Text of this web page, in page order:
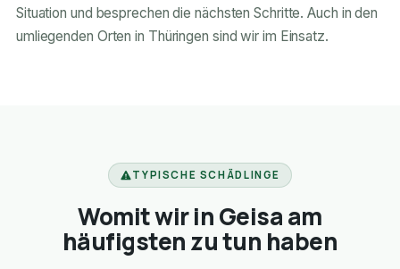
Situation und besprechen die nächsten Schritte. Auch in den
umliegenden Orten in Thüringen sind wir im Einsatz.
TYPISCHE SCHÄDLINGE
Womit wir in Geisa am
häufigsten zu tun haben